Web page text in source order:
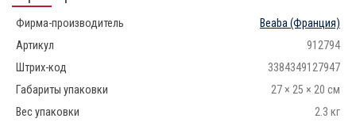
Фирма-производитель Beaba(Франция)
Артикул
912794
Штрих-код
3384349127947
Габариты упаковки
27 × 25 × 20 см
Вес упаковки
2.3 кг